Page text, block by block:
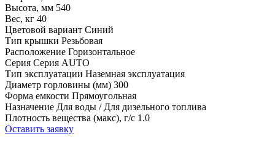
Высота, мм 540
Вес, кг 40
Цветовой вариант Синий
Тип крышки Резьбовая
Расположение Горизонтальное
Серия Серия AUTO
Тип эксплуатации Наземная эксплуатация
Диаметр горловины (мм) 300
Форма емкости Прямоугольная
Назначение Для воды / Для дизельного топлива
Плотность вещества (макс), г/с 1.0
Оставить заявку